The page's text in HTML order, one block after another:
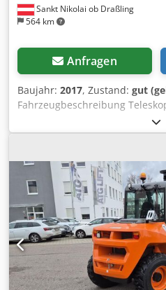
Sankt Nikolai ob Draßling
564 km
Anfragen
Baujahr: 2017, Zustand: gut
Fahrzeugbeschreibung
2017 lt. Zähler 8.832 Stunden
Hubhöhe 63 KW Kubota
Bauhöhe nur 2,02 Merer
incl. Erdschaufel - incl.
Schnellwechsler - 3. Kreis bis
Adrof - Allrad - 3 Lenkarten -
einsatzbereit - Originallack -
Verkaufspreis: 32.950,-- netto
möglich !!